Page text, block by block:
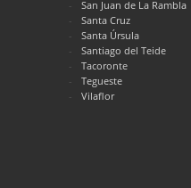
San Juan de La Rambla
Santa Cruz
Santa Úrsula
Santiago del Teide
Tacoronte
Tegueste
Vilaflor